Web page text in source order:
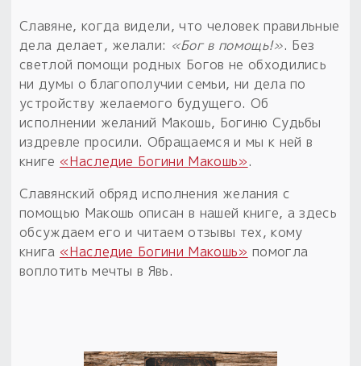
Обрядовые предметы
Расходные материалы
Готовые заговоры и обряды
Сундучок
Наборы для книг
Электронные книги
Гадание он-лайн
Приложение для гадания
30 вариантов раскладов по системе Рез Рода:
Магические наборы
Для алтаря
Расходные материалы
С чего начать?
Новые книги
в лавке!
«Резы Рода. Нежиты» и «Резы
Рода.Духи-Хозяева» с колодами
толковники со значениями, раскладами,
толкованиями колод
Славяне, когда видели, что человек правильные
дела делает, желали: «Бог в помощь!». Без
светлой помощи родных Богов не обходились
ни думы о благополучии семьи, ни дела по
устройству желаемого будущего. Об
исполнении желаний Макошь, Богиню Судьбы
издревле просили. Обращаемся и мы к ней в
книге «Наследие Богини Макошь».
Славянский обряд исполнения желания с
помощью Макошь описан в нашей книге, а здесь
обсуждаем его и читаем отзывы тех, кому
книга «Наследие Богини Макошь» помогла
воплотить мечты в Явь.